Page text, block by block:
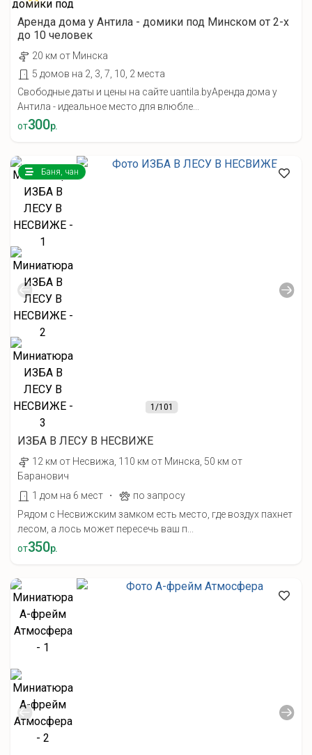
Аренда дома у Антила - домики под Минском от 2-х
до 10 человек
20 км от Минска
5 домов на 2, 3, 7, 10, 2 места
Свободные даты и цены на сайте uantila.byАренда дома у
Антила - идеальное место для влюбле...
от300р.
1 /101
Баня, чан
ИЗБА В ЛЕСУ В НЕСВИЖЕ
12 км от Несвижа, 110 км от Минска, 50 км от
Баранович
1 дом на 6 мест
·
по запросу
Рядом с Несвижским замком есть место, где воздух пахнет
лесом, а лось может пересечь ваш п...
от350р.